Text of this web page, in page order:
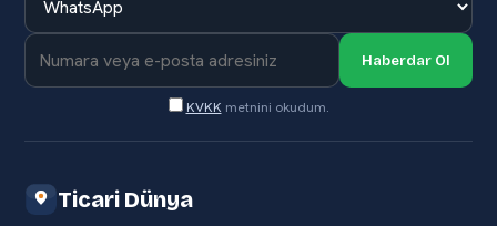
Haberdar Ol
KVKK metnini okudum.
Ticari Dünya